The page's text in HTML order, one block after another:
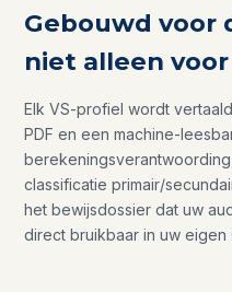
Gebouwd voor
niet alleen voor
Elk VS-profiel wordt
PDF en een machine-
classificatie primair/
het bewijsdossier dat uw
direct bruikbaar in uw eigen